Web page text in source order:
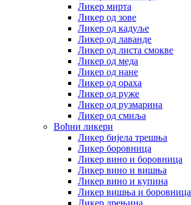
Ликер мирта
Ликер од зове
Ликер од кадуље
Ликер од лаванде
Ликер од листа смокве
Ликер од меда
Ликер од нане
Ликер од ораха
Ликер од руже
Ликер од рузмарина
Ликер од смиља
Воћни ликери
Ликер бијела трешња
Ликер боровница
Ликер вино и боровница
Ликер вино и вишња
Ликер вино и купина
Ликер вишња и боровница
Ликер дрењина